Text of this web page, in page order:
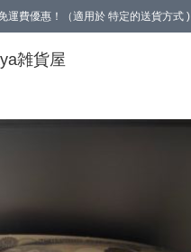
運費優惠！（適用於 特定的送貨方式 )
雑貨屋